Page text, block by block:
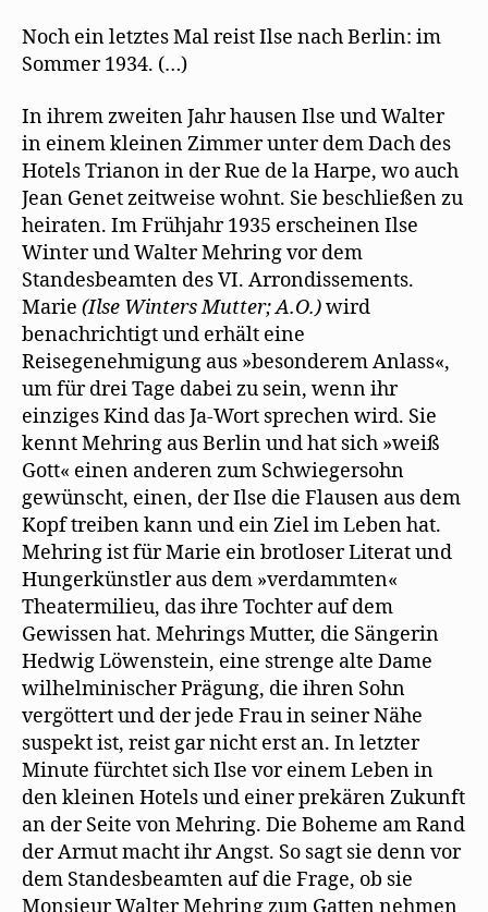
Noch ein letztes Mal reist Ilse nach Berlin: im
Sommer 1934. (…)
In ihrem zweiten Jahr hausen Ilse und Walter
in einem kleinen Zimmer unter dem Dach des
Hotels Trianon in der Rue de la Harpe, wo auch
Jean Genet zeitweise wohnt. Sie beschließen zu
heiraten. Im Frühjahr 1935 erscheinen Ilse
Winter und Walter Mehring vor dem
Standesbeamten des VI. Arrondissements.
Marie (Ilse Winters Mutter; A.O.)wird
benachrichtigt und erhält eine
Reisegenehmigung aus »besonderem Anlass«,
um für drei Tage dabei zu sein, wenn ihr
einziges Kind das Ja-Wort sprechen wird. Sie
kennt Mehring aus Berlin und hat sich »weiß
Gott« einen anderen zum Schwiegersohn
gewünscht, einen, der Ilse die Flausen aus dem
Kopf treiben kann und ein Ziel im Leben hat.
Mehring ist für Marie ein brotloser Literat und
Hungerkünstler aus dem »verdammten«
Theatermilieu, das ihre Tochter auf dem
Gewissen hat. Mehrings Mutter, die Sängerin
Hedwig Löwenstein, eine strenge alte Dame
wilhelminischer Prägung, die ihren Sohn
vergöttert und der jede Frau in seiner Nähe
suspekt ist, reist gar nicht erst an. In letzter
Minute fürchtet sich Ilse vor einem Leben in
den kleinen Hotels und einer prekären Zukunft
an der Seite von Mehring. Die Boheme am Rand
der Armut macht ihr Angst. So sagt sie denn vor
dem Standesbeamten auf die Frage, ob sie
Monsieur Walter Mehring zum Gatten nehmen